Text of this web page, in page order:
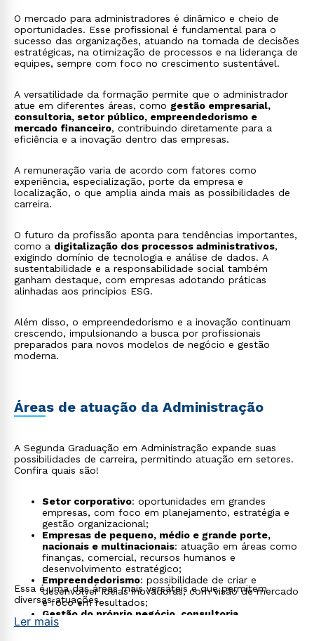
O mercado para administradores é dinâmico e cheio de
oportunidades. Esse profissional é fundamental para o
sucesso das organizações, atuando na tomada de decisões
estratégicas, na otimização de processos e na liderança de
equipes, sempre com foco no crescimento sustentável.
A versatilidade da formação permite que o administrador
atue em diferentes áreas, como gestão empresarial,
consultoria, setor público, empreendedorismo e
mercado financeiro, contribuindo diretamente para a
eficiência e a inovação dentro das empresas.
A remuneração varia de acordo com fatores como
experiência, especialização, porte da empresa e
localização, o que amplia ainda mais as possibilidades de
carreira.
O futuro da profissão aponta para tendências importantes,
como a digitalização dos processos administrativos,
exigindo domínio de tecnologia e análise de dados. A
sustentabilidade e a responsabilidade social também
ganham destaque, com empresas adotando práticas
alinhadas aos princípios ESG.
Além disso, o empreendedorismo e a inovação continuam
crescendo, impulsionando a busca por profissionais
preparados para novos modelos de negócio e gestão
moderna.
Áreas de atuação da Administração
A Segunda Graduação em Administração expande suas
possibilidades de carreira, permitindo atuação em setores.
Confira quais são!
Setor corporativo: oportunidades em grandes
empresas, com foco em planejamento, estratégia e
gestão organizacional;
Empresas de pequeno, médio e grande porte,
nacionais e multinacionais: atuação em áreas como
finanças, comercial, recursos humanos e
desenvolvimento estratégico;
Empreendedorismo: possibilidade de criar e
desenvolver ideias inovadoras, com visão de mercado
e foco em resultados;
Gestão do próprio negócio, consultoria
empresarial e desenvolvimento de startups
Essa é uma das áreas mais versáteis e que permitem
diversas atuações.
Ler mais